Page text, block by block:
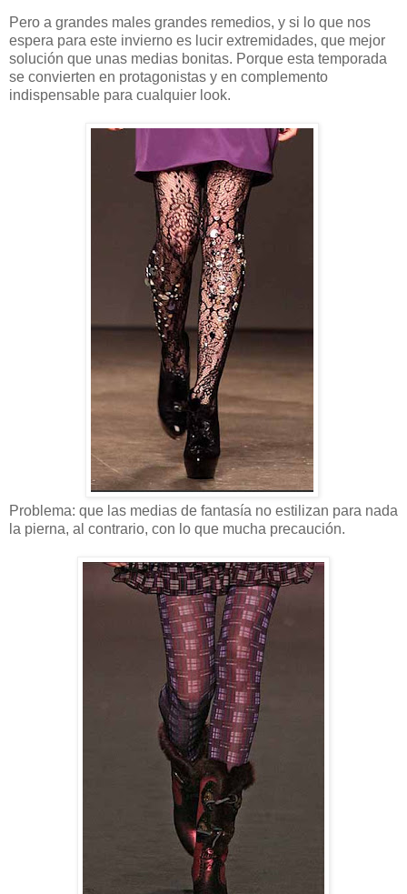
Pero a grandes males grandes remedios, y si lo que nos
espera para este invierno es lucir extremidades, que mejor
solución que unas medias bonitas. Porque esta temporada
se convierten en protagonistas y en complemento
indispensable para cualquier look.
Problema: que las medias de fantasía no estilizan para nada
la pierna, al contrario, con lo que mucha precaución.